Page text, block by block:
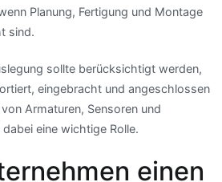
Planung, Fertigung und Montage
sind.
sollte berücksichtigt werden,
eingebracht und angeschlossen
Armaturen, Sensoren und
eine wichtige Rolle.
einen